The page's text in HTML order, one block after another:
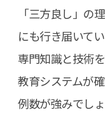
「三方良し」の
にも行き届いて
専門知識と技術
教育システムが
例数が強みでしょ